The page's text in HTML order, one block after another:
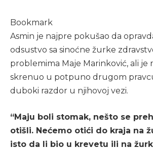
Bookmark
Asmin je najpre pokušao da
odsustvo sa sinoćne žurke
problemima Maje Marinković, ali je
skrenuo u potpuno drugom
duboki razdor u njihovoj vezi.
“Maju boli stomak, nešto se
otišli. Nećemo otići do kraja na
isto da li bio u krevetu ili na